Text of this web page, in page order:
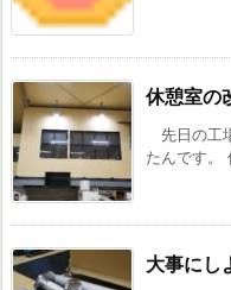
休憩室の
先日の工
たんです。
大事にし